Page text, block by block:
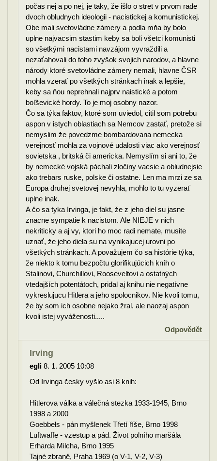
počas nej a po nej, je taky, že išlo o stret v prvom rade
dvoch obludnych ideologii - nacistickej a komunistickej.
Obe mali svetovládne zámery a podla mňa by bolo
uplne najvacsim stastim keby sa boli všetci komunisti
so všetkými nacistami navzájom vyvraždili a
nezaťahovali do toho zvyšok svojich narodov, a hlavne
národy ktoré svetovládne zámery nemali, hlavne ČSR
mohla vzerať po všetkých stránkach inak a lepšie,
keby sa ňou neprehnali najprv naistické a potom
boľševické hordy. To je moj osobny nazor.
Čo sa týka faktov, ktoré som uviedol, citil som potrebu
aspon v istych oblastiach sa Nemcov zastať, pretože si
nemyslim že povedzme bombardovana nemecka
verejnosť mohla za vojnové udalosti viac ako verejnosť
sovietska , britská či americka. Nemyslím si ani to, že
by nemecké vojská páchali zločiny vacsie a obludnejsie
ako trebars ruske, polske či ostatne. Len ma mrzi ze sa
Europa druhej svetovej nevyhla, mohlo to tu vyzerať
uplne inak.
A čo sa tyka Irvinga, je fakt, že z jeho diel su jasne
znacne sympatie k nacistom. Ale NIEJE v nich
nekriticky a aj vy, ktori ho moc radi nemate, musite
uznať, že jeho diela su na vynikajucej urovni po
všetkých stránkach. A považujem čo sa histórie týka,
že niekto k tomu bezpočtu glorifikujúcich kníh o
Stalinovi, Churchillovi, Rooseveltovi a ostatných
vtedajších potentátoch, pridal aj knihu nie negatívne
vykreslujucu Hitlera a jeho spolocnikov. Nie kvoli tomu,
že by som ich osobne nejako žral, ale naozaj aspon
kvoli istej vyváženosti.....
Odpovědět
Irving
egli 8. 1. 2005 10:08
Od Irvinga česky vyšlo asi 8 knih:
Hitlerova válka a válečná stezka 1933-1945, Brno
1998 a 2000
Goebbels - pán myšlenek Třetí říše, Brno 1998
Luftwaffe - vzestup a pád. Život polního maršála
Erharda Milcha, Brno 1995
Tajné zbraně, Praha 1969 (o V-1, V-2, V-3)